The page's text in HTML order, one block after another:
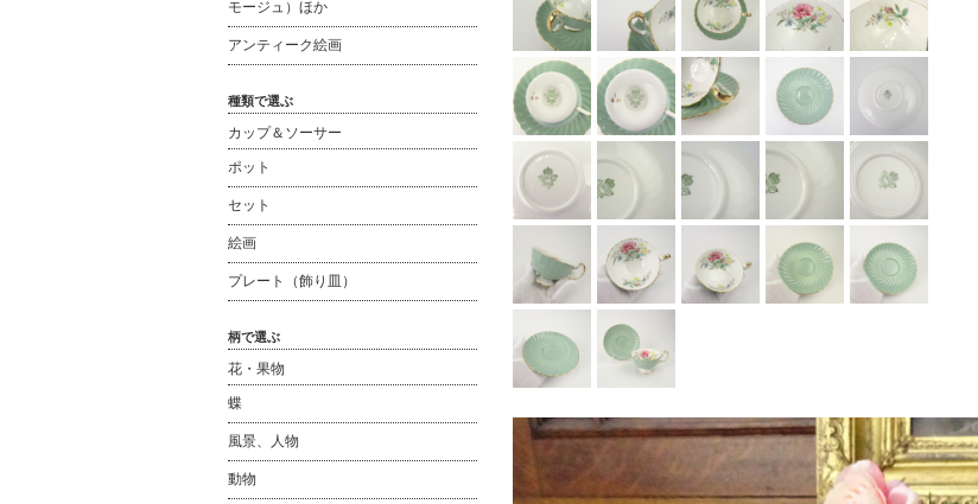
モージュ）ほか
アンティーク絵画
種類で選ぶ
カップ＆ソーサー
ポット
セット
絵画
プレート（飾り皿）
柄で選ぶ
花・果物
蝶
風景、人物
動物